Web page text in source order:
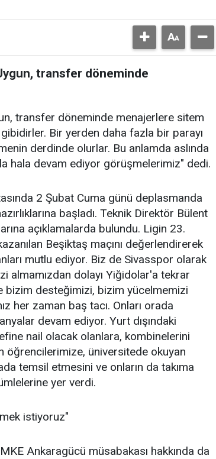
transfer döneminde
transfer döneminde menajerlere sitem
Bir yerden daha fazla bir parayı
derdinde olurlar. Bu anlamda aslında
hala devam ediyor görüşmelerimiz" dedi.
2 Şubat Cuma günü deplasmanda
başladı. Teknik Direktör Bülent
açıklamalarda bulundu. Ligin 23.
Beşiktaş maçını değerlendirerek
mutlu ediyor. Biz de Sivasspor olarak
almamızdan dolayı Yiğidolar'a tekrar
bizim desteğimizi, bizim yücelmemizi
her zaman baş tacı. Onları orada
devam ediyor. Yurt dışındaki
nail olacak olanlara, kombinelerini
öğrencilerimize, üniversitede okuyan
temsil etmesini ve onların da takıma
yer verdi.
istiyoruz"
Ankaragücü müsabakası hakkında da